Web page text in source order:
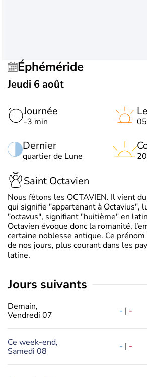
Éphéméride
Jeudi 6 août
Journée
-3 min
Dernier
quartier de Lune
Saint Octavien
Nous fêtons les OCTAVIEN. Il vient
qui signifie "appartenant à Octavius",
"octavus", signifiant "huitième" en
Octavien évoque donc la romanité,
certaine noblesse antique. Ce
de nos jours, plus courant dans les
latine.
jours suivants
Demain,
Vendredi 07
- | -
Ce week-end,
Samedi 08
- | -